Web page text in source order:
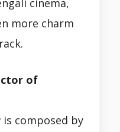
more charm
of
is composed by